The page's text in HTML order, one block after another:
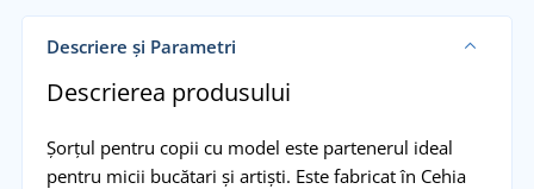
Descriere și Parametri
Descrierea produsului
Șorțul pentru copii cu model este partenerul ideal
pentru micii bucătari și artiști. Este fabricat în Cehia